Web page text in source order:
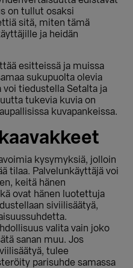
on tullut osaksi
sitä, miten tämä
ja heidän
esitteissä ja muissa
sukupuolta olevia
voi tiedustella Setalta ja
tukevia kuvia on
kuvapankeissa.
kysymyksiä, jolloin
tilaa. Palvelunkäyttäjä voi
keitä hänen
ovat hänen luotettuja
siviilisäätyä,
valita vain joko
sanan muu. Jos
tulee
parisuhde samassa